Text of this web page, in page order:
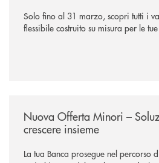
Solo fino al 31 marzo, scopri tutti i
flessibile costruito su misura per le
Nuova Offerta Minori –
crescere insieme
La tua Banca prosegue nel percorso